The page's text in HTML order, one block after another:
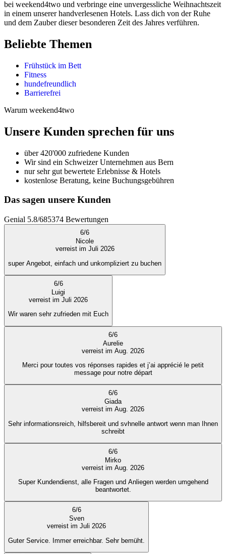
bei weekend4two und verbringe eine unvergessliche Weihnachtszeit
in einem unserer handverlesenen Hotels. Lass dich von der Ruhe
und dem Zauber dieser besonderen Zeit des Jahres verführen.
Beliebte Themen
Frühstück im Bett
Fitness
hundefreundlich
Barrierefrei
Warum weekend4two
Unsere Kunden sprechen für uns
über 420'000 zufriedene Kunden
Wir sind ein Schweizer Unternehmen aus Bern
nur sehr gut bewertete Erlebnisse & Hotels
kostenlose Beratung, keine Buchungsgebühren
Das sagen unsere Kunden
Genial 5.8/685374 Bewertungen
6/6
Nicole
verreist im Juli 2026
super Angebot, einfach und unkompliziert zu buchen
6/6
Luigi
verreist im Juli 2026
Wir waren sehr zufrieden mit Euch
6/6
Aurelie
verreist im Aug. 2026
Merci pour toutes vos réponses rapides et j’ai apprécié le petit
message pour notre départ
6/6
Giada
verreist im Aug. 2026
Sehr informationsreich, hilfsbereit und svhnelle antwort wenn man Ihnen
schreibt
6/6
Mirko
verreist im Aug. 2026
Super Kundendienst, alle Fragen und Anliegen werden umgehend
beantwortet.
6/6
Sven
verreist im Juli 2026
Guter Service. Immer erreichbar. Sehr bemüht.